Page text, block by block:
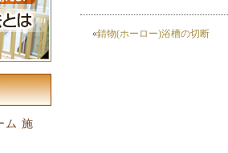
«錆物(ホーロー)浴槽の切断
ム 施